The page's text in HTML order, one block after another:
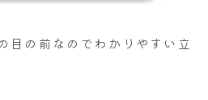
目の前なのでわかりやすい立